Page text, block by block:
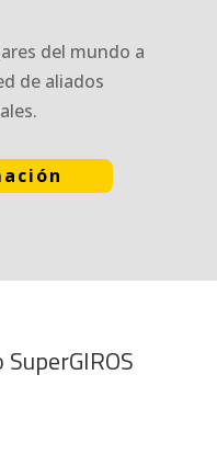
del mundo a
de aliados